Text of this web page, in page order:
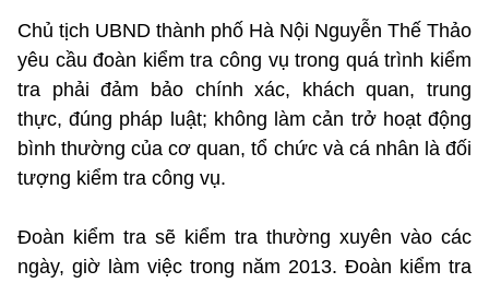
Chủ tịch UBND thành phố Hà Nội Nguyễn Thế Thảo
yêu cầu đoàn kiểm tra công vụ trong quá trình kiểm
tra phải đảm bảo chính xác, khách quan, trung
thực, đúng pháp luật; không làm cản trở hoạt động
bình thường của cơ quan, tổ chức và cá nhân là đối
tượng kiểm tra công vụ.
Đoàn kiểm tra sẽ kiểm tra thường xuyên vào các
ngày, giờ làm việc trong năm 2013. Đoàn kiểm tra